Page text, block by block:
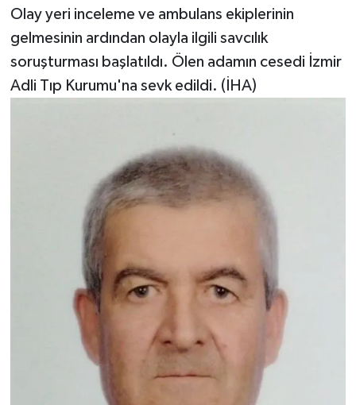
Olay yeri inceleme ve ambulans ekiplerinin
gelmesinin ardından olayla ilgili savcılık
soruşturması başlatıldı. Ölen adamın cesedi İzmir
Adli Tıp Kurumu'na sevk edildi. (İHA)